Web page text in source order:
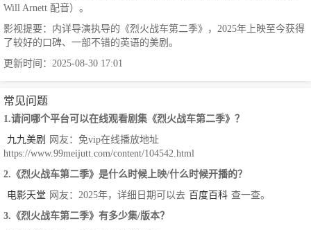
Will Arnett 配音）。
影视提要：内详导演执导的《烈火战车第二季》，2025年上映至今获得
了较好的口碑、一部不错的英语的美剧。
更新时间：2025-08-30 17:01
常见问题
1.请问哪个平台可以在线观看剧集《烈火战车第二季》？
九九美剧
网友：免vip在线播放地址
https://www.99meijutt.com/content/104542.html
2.《烈火战车第二季》是什么时候上映/什么时候开播的？
电影天堂 网友：2025年，详细日期可以去 百度百科 查一查。
3.《烈火战车第二季》有多少集/版本？